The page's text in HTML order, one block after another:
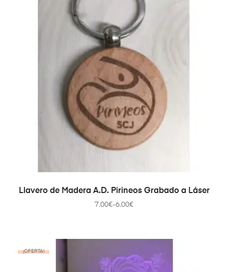
SELECCIONAR OPCIONES
Llavero de Madera A.D. Pirineos Grabado a Láser
6.00€
-
7.00€
¡OFERTA!